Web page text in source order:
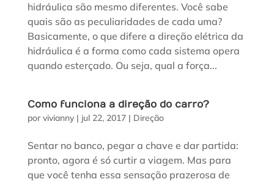
hidráulica são mesmo diferentes. Você sabe
quais são as peculiaridades de cada uma?
Basicamente, o que difere a direção elétrica da
hidráulica é a forma como cada sistema opera
quando esterçado. Ou seja, qual a força...
Como funciona a direção do carro?
por vivianny| jul 22, 2017| Direção
Sentar no banco, pegar a chave e dar partida:
pronto, agora é só curtir a viagem. Mas para
que você tenha essa sensação prazerosa de